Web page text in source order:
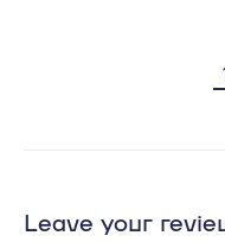
Leave your